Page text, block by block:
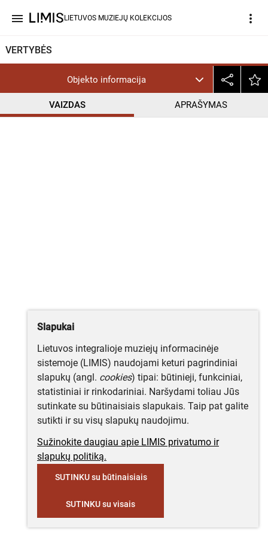
menu LIETUVOS MUZIEJŲ KOLEKCIJOS more_vert
VERTYBĖS
Objekto informacija
VAIZDAS APRAŠYMAS
Slapukai
Lietuvos integralioje muziejų informacinėje
sistemoje (LIMIS) naudojami keturi pagrindiniai
slapukų (angl. cookies) tipai: būtinieji, funkciniai,
statistiniai ir rinkodariniai. Naršydami toliau Jūs
sutinkate su būtinaisiais slapukais. Taip pat galite
sutikti ir su visų slapukų naudojimu.
Sužinokite daugiau apie LIMIS privatumo ir
slapukų politiką.
SUTINKU su būtinaisiais
SUTINKU su visais